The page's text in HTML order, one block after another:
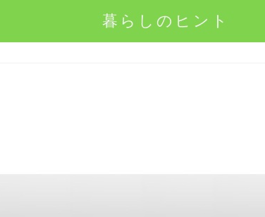
暮らしのヒント